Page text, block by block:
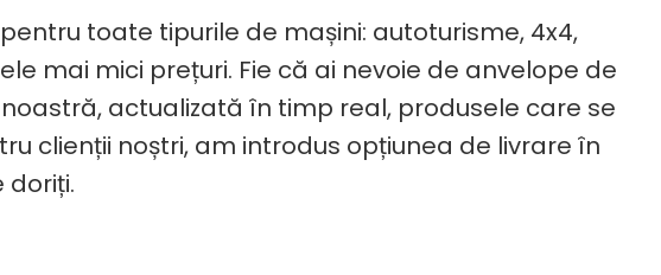
toate tipurile de mașini: autoturisme, 4x4,
mai mici prețuri. Fie că ai nevoie de anvelope de
actualizată în timp real, produsele care se
clienții noștri, am introdus opțiunea de livrare în